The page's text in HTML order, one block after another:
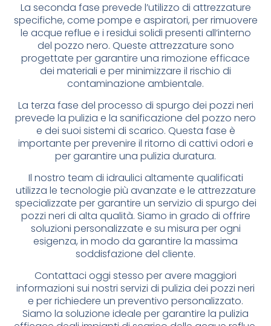
La seconda fase prevede l’utilizzo di attrezzature
specifiche, come pompe e aspiratori, per rimuovere
le acque reflue e i residui solidi presenti all’interno
del pozzo nero. Queste attrezzature sono
progettate per garantire una rimozione efficace
dei materiali e per minimizzare il rischio di
contaminazione ambientale.
La terza fase del processo di spurgo dei pozzi neri
prevede la pulizia e la sanificazione del pozzo nero
e dei suoi sistemi di scarico. Questa fase è
importante per prevenire il ritorno di cattivi odori e
per garantire una pulizia duratura.
Il nostro team di idraulici altamente qualificati
utilizza le tecnologie più avanzate e le attrezzature
specializzate per garantire un servizio di spurgo dei
pozzi neri di alta qualità. Siamo in grado di offrire
soluzioni personalizzate e su misura per ogni
esigenza, in modo da garantire la massima
soddisfazione del cliente.
Contattaci oggi stesso per avere maggiori
informazioni sui nostri servizi di pulizia dei pozzi neri
e per richiedere un preventivo personalizzato.
Siamo la soluzione ideale per garantire la pulizia